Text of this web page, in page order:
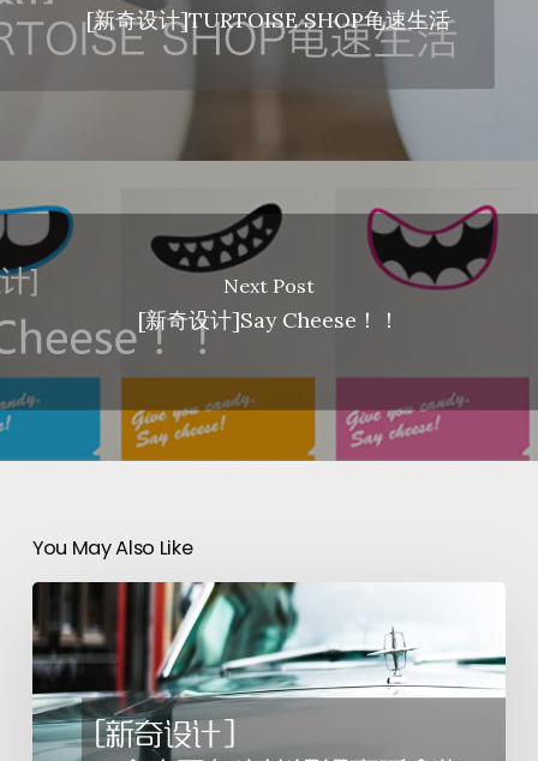
[新奇设计]TURTOISE SHOP龟速生活
Next Post
[新奇设计]Say Cheese！！
You May Also Like